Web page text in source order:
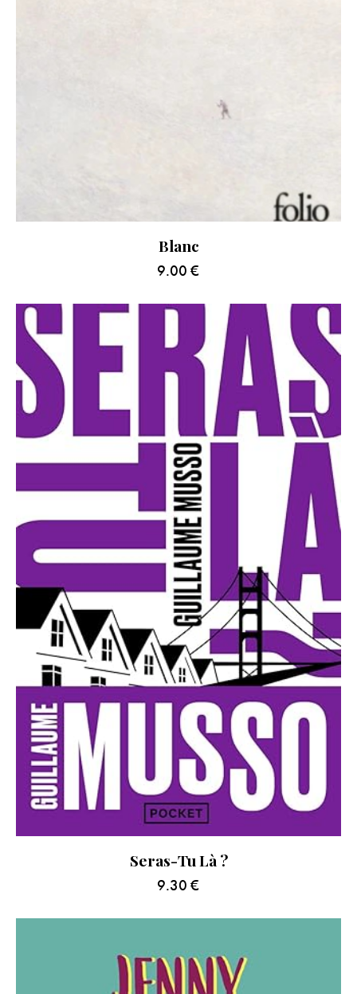
Blanc
9.00 €
Seras-Tu Là ?
9.30 €